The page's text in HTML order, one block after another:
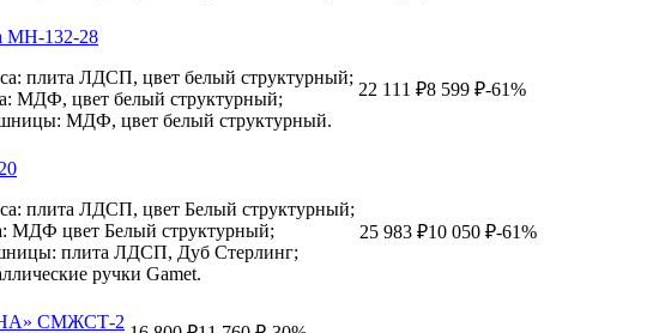
МН-132-28
плита ЛДСП, цвет белый структурный;
МДФ, цвет белый структурный;
МДФ, цвет белый структурный.
22 111 ₽8 599 ₽-61%
плита ЛДСП, цвет Белый структурный;
МДФ цвет Белый структурный;
плита ЛДСП, Дуб Стерлинг;
ручки Gamet.
25 983 ₽10 050 ₽-61%
СМЖСТ-2